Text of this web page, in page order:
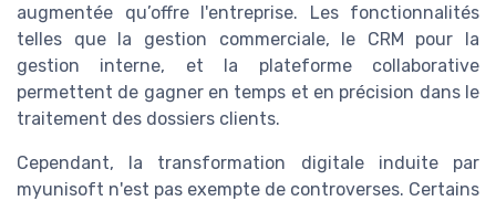
augmentée qu’offre l'entreprise. Les fonctionnalités
telles que la gestion commerciale, le CRM pour la
gestion interne, et la plateforme collaborative
permettent de gagner en temps et en précision dans le
traitement des dossiers clients.
Cependant, la transformation digitale induite par
myunisoft n'est pas exempte de controverses. Certains